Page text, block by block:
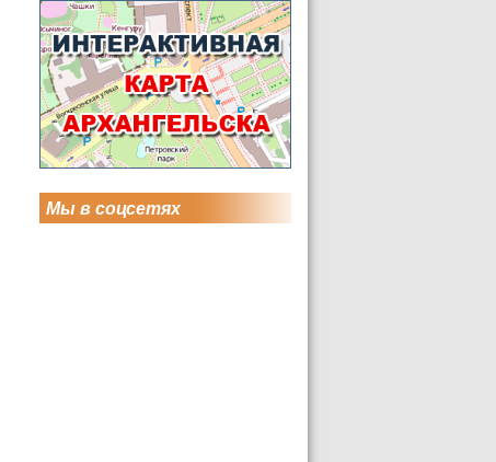
Мы в соцсетях